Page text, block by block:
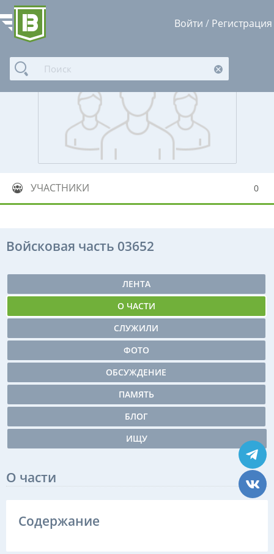
Войти / Регистрация
УЧАСТНИКИ 0
Войсковая часть 03652
ЛЕНТА
О ЧАСТИ
СЛУЖИЛИ
ФОТО
ОБСУЖДЕНИЕ
ПАМЯТЬ
БЛОГ
ИЩУ
О части
Содержание